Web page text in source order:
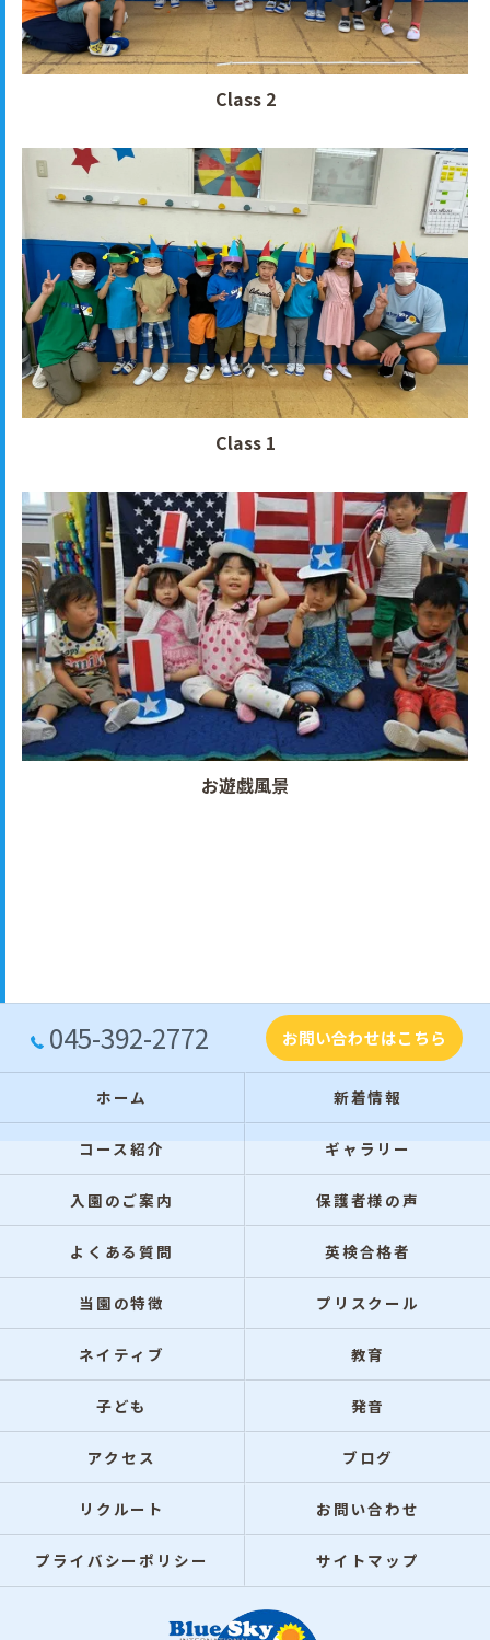
Class 2
Class 1
お遊戯風景
045-392-2772 お問い合わせはこちら
ホーム 新着情報
コース紹介 ギャラリー
入園のご案内 保護者様の声
よくある質問 英検合格者
当園の特徴 プリスクール
ネイティブ 教育
子ども 発音
アクセス ブログ
リクルート お問い合わせ
プライバシーポリシー サイトマップ